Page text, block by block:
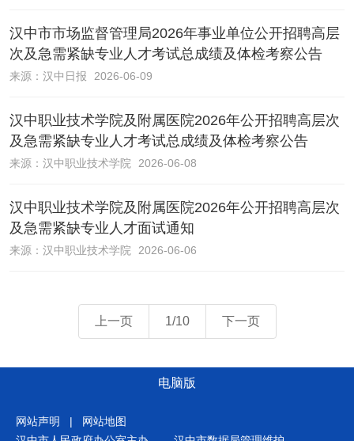
汉中市市场监督管理局2026年事业单位公开招聘高层
次及急需紧缺专业人才考试总成绩及体检考察公告
来源： 汉中日报 2026-06-09
汉中职业技术学院及附属医院2026年公开招聘高层次
及急需紧缺专业人才考试总成绩及体检考察公告
来源： 汉中职业技术学院 2026-06-08
汉中职业技术学院及附属医院2026年公开招聘高层次
及急需紧缺专业人才面试通知
来源： 汉中职业技术学院 2026-06-06
上一页 1/10 下一页
电脑版
网站声明 |
网站地图